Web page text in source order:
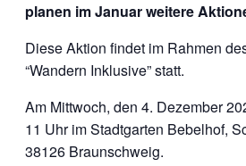
planen im Januar weitere
Diese Aktion findet im Rahmen
“Wandern Inklusive” statt.
Am Mittwoch, den 4. Dezember
11 Uhr im Stadtgarten Bebelhof,
38126 Braunschweig.